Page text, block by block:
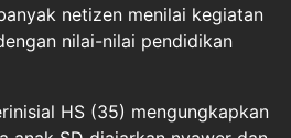
netizen menilai kegiatan
nilai-nilai pendidikan
HS (35) mengungkapkan